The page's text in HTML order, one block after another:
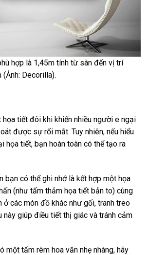
hợp là 1,45m tính từ sàn đến vị trí
(Ảnh: Decorilla).
tiết đôi khi khiến nhiều người e ngại
được sự rối mắt. Tuy nhiên, nếu hiểu
họa tiết, bạn hoàn toàn có thể tạo ra
bạn có thể ghi nhớ là kết hợp một họa
(như tấm thảm họa tiết bản to) cùng
ở các món đồ khác như gối, tranh treo
này giúp điều tiết thị giác và tránh cảm
một tấm rèm hoa văn nhẹ nhàng, hãy